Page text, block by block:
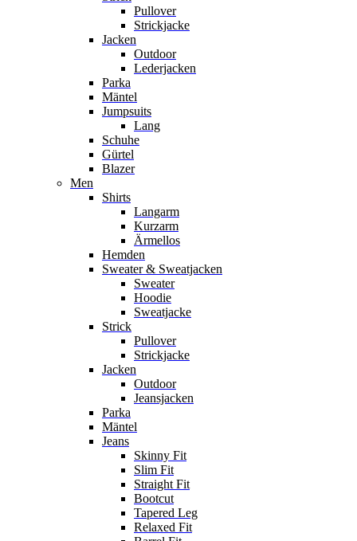
Pullover
Strickjacke
Jacken
Outdoor
Lederjacken
Parka
Mäntel
Jumpsuits
Lang
Schuhe
Gürtel
Blazer
Men
Shirts
Langarm
Kurzarm
Ärmellos
Hemden
Sweater & Sweatjacken
Sweater
Hoodie
Sweatjacke
Strick
Pullover
Strickjacke
Jacken
Outdoor
Jeansjacken
Parka
Mäntel
Jeans
Skinny Fit
Slim Fit
Straight Fit
Bootcut
Tapered Leg
Relaxed Fit